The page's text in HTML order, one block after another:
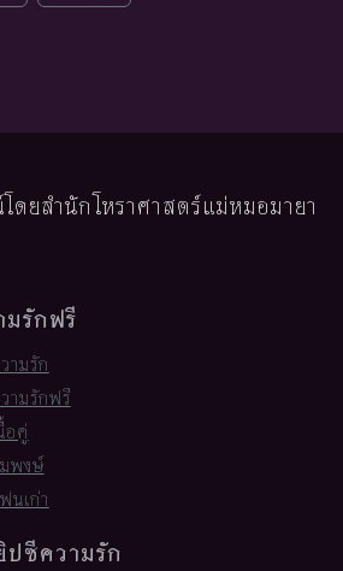
ยสำนักโหราศาสตร์แม่หมอมายา
รักฟรี
ามรัก
ามรักฟรี
อคู่
พงษ์
นเก่า
ปซีความรัก